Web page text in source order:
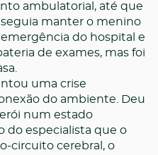
ambulatorial, até que
manter o menino
do hospital e
de exames, mas foi
uma crise
do ambiente. Deu
num estado
do especialista que o
circuito cerebral, o